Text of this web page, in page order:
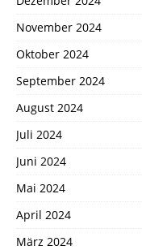
November 2024
Oktober 2024
September 2024
August 2024
Juli 2024
Juni 2024
Mai 2024
April 2024
März 2024